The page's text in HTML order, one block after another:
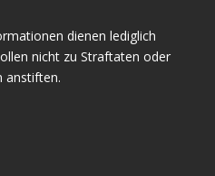
dienen lediglich
nicht zu Straftaten oder
anstiften.